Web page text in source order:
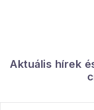
Aktuális hírek